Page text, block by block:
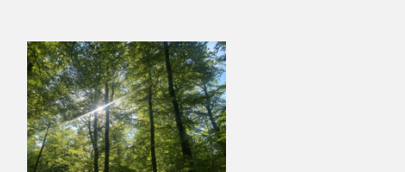
KONTAKTINFORMASJON
FOR
LARVIK
KIRKELIGE
FELLESRÅD